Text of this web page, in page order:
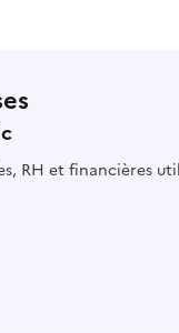
RH et financières